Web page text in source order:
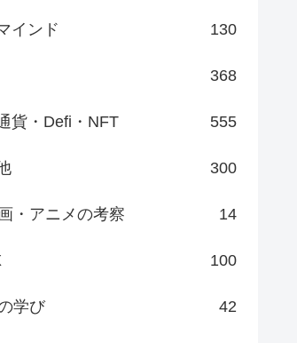
インド 130
368
貨・Defi・NFT 555
300
・アニメの考察 14
100
学び 42